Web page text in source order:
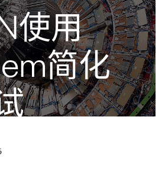
使用
简化
5 GB的每次测试数
测试设备围绕DIAdem